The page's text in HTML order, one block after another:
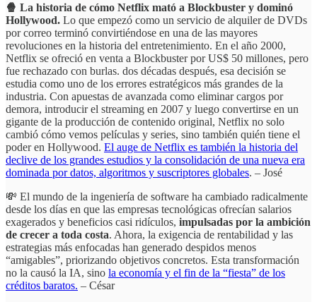
🍿 La historia de cómo Netflix mató a Blockbuster y dominó
Hollywood. Lo que empezó como un servicio de alquiler de DVDs
por correo terminó convirtiéndose en una de las mayores
revoluciones en la historia del entretenimiento. En el año 2000,
Netflix se ofreció en venta a Blockbuster por US$ 50 millones, pero
fue rechazado con burlas. dos décadas después, esa decisión se
estudia como uno de los errores estratégicos más grandes de la
industria. Con apuestas de avanzada como eliminar cargos por
demora, introducir el streaming en 2007 y luego convertirse en un
gigante de la producción de contenido original, Netflix no solo
cambió cómo vemos películas y series, sino también quién tiene el
poder en Hollywood. El auge de Netflix es también la historia del
declive de los grandes estudios y la consolidación de una nueva era
dominada por datos, algoritmos y suscriptores globales. – José
💸 El mundo de la ingeniería de software ha cambiado radicalmente
desde los días en que las empresas tecnológicas ofrecían salarios
exagerados y beneficios casi ridículos, impulsadas por la ambición
de crecer a toda costa. Ahora, la exigencia de rentabilidad y las
estrategias más enfocadas han generado despidos menos
“amigables”, priorizando objetivos concretos. Esta transformación
no la causó la IA, sino la economía y el fin de la “fiesta” de los
créditos baratos. – César